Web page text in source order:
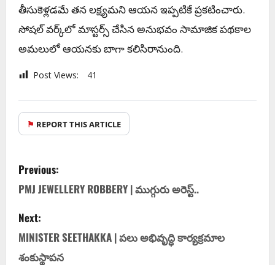
తీసుకెళ్లడమే తన లక్ష్యమని ఆయన ఇప్పటికే ప్రకటించారు.
సోషల్ వర్క్‌లో మాస్టర్స్ చేసిన అనుభవం సామాజిక పథకాల
అమలులో ఆయనకు బాగా కలిసిరానుంది.
Post Views: 41
⚑ REPORT THIS ARTICLE
Previous:
PMJ JEWELLERY ROBBERY | ముగ్గురు అరెస్ట్..
Next:
MINISTER SEETHAKKA | పలు అభివృద్ధి కార్యక్రమాల
శంకుస్థాపన